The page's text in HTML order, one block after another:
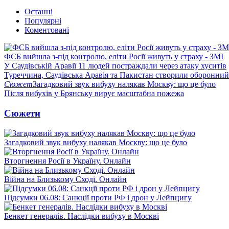
Останні
Популярні
Коментовані
ФСБ вийшла з-під контролю, еліти Росії живуть у страху - ЗМІ
У Саудівській Аравії 11 людей постраждали через атаку хуситів
Туреччина, Саудівська Аравія та Пакистан створили
СюжетЗагадковий звук вибуху налякав Москву: що це було
Після вибухів у Брянську вирує масштабна пожежа
Сюжети
Загадковий звук вибуху налякав Москву: що це було
Вторгнення Росії в Україну. Онлайн
Війна на Близькому Сході. Онлайн
Підсумки 06.08: Санкції проти РФ і дрон у Лейпцигу
Бенкет генералів. Наслідки вибуху в Москві